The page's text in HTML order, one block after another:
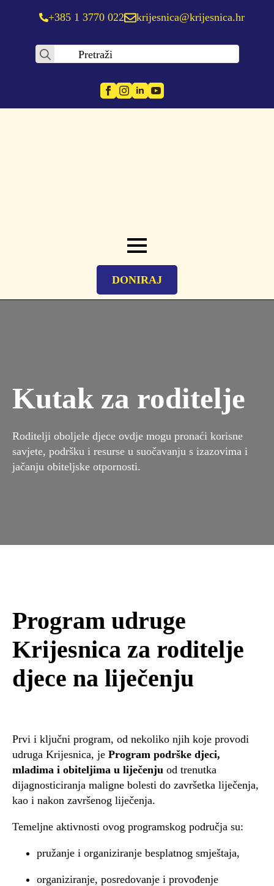
+385 1 3770 022 krijesnica@krijesnica.hr
Search
DONIRAJ
Kutak za roditelje
Roditelji oboljele djece ovdje mogu pronaći korisne
savjete, podršku i resurse u suočavanju s izazovima i
jačanju obiteljske otpornosti.
Program udruge
Krijesnica za roditelje
djece na liječenju
Prvi i ključni program, od nekoliko njih koje provodi
udruga Krijesnica, je Program podrške djeci,
mladima i obiteljima u liječenju od trenutka
dijagnosticiranja maligne bolesti do završetka liječenja,
kao i nakon završenog liječenja.
Temeljne aktivnosti ovog programskog područja su:
pružanje i organiziranje besplatnog smještaja,
organiziranje, posredovanje i provođenje